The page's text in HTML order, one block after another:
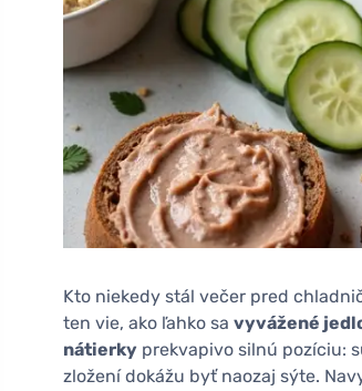
Kto niekedy stál večer pred
ten vie, ako ľahko sa vyvážené
nátierky prekvapivo silnú pozíciu:
zložení dokážu byť naozaj sýte.